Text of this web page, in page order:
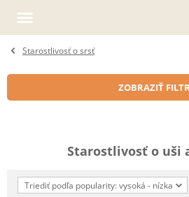
Starostlivosť o srsť
ZOBRAZIŤ
Starostlivosť o uši
Triediť podľa popularity: vysoká - nízka